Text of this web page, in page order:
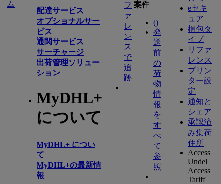
ム
配達サービス
オプショナルサー
ビス
通関サービス
サーチャージ
出荷管理ソリュー
ション
MyDHL+
について
MyDHL+ につい
て
MyDHL+の最新情
報
フ
ァ
レ
ン
ス
で
追
跡
案件
()
発
送
前
の
荷
物
情
報
を
す
べ
て
参
照
eセキ
ュア
梱包タ
イプ
リファ
レンス
プリン
ター設
定
通知と
シェア
承認済
み集荷
住所
Access
Undel
Access
Tariff